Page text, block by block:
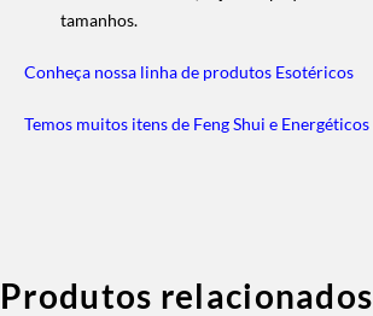
tamanhos.
Conheça nossa linha de produtos Esotéricos
Temos muitos itens de Feng Shui e Energéticos
Produtos relacionados